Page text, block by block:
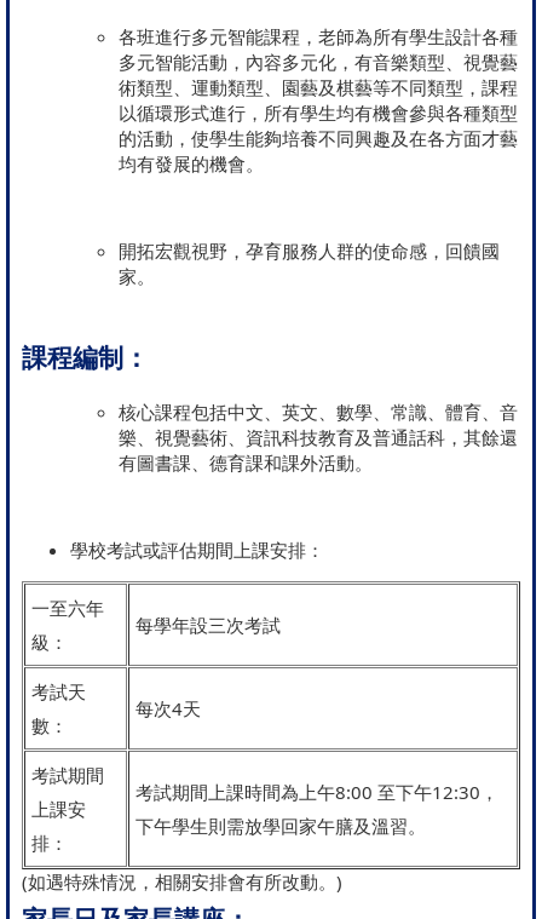
各班進行多元智能課程，老師為所有學生設計各種
多元智能活動，內容多元化，有音樂類型、視覺藝
術類型、運動類型、園藝及棋藝等不同類型，課程
以循環形式進行，所有學生均有機會參與各種類型
的活動，使學生能夠培養不同興趣及在各方面才藝
均有發展的機會。
開拓宏觀視野，孕育服務人群的使命感，回饋國
家。
課程編制：
核心課程包括中文、英文、數學、常識、體育、音
樂、視覺藝術、資訊科技教育及普通話科，其餘還
有圖書課、德育課和課外活動。
學校考試或評估期間上課安排：
一至六年
級：
每學年設三次考試
考試天
數：
每次4天
考試期間
上課安
排：
考試期間上課時間為上午8:00 至下午12:30，
下午學生則需放學回家午膳及溫習。
(如遇特殊情況，相關安排會有所改動。)